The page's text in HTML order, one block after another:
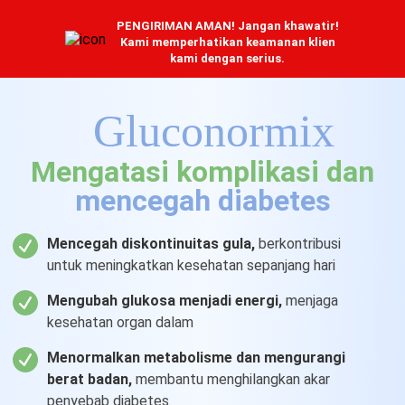
Gluconormix
Mengatasi komplikasi dan
mencegah diabetes
Mencegah diskontinuitas gula, berkontribusi
untuk meningkatkan kesehatan sepanjang hari
Mengubah glukosa menjadi energi, menjaga
kesehatan organ dalam
Menormalkan metabolisme dan mengurangi
berat badan, membantu menghilangkan akar
penyebab diabetes
PENGIRIMAN AMAN! Jangan khawatir!
Kami memperhatikan keamanan klien
kami dengan serius.